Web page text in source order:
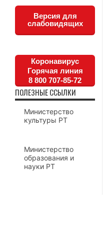
Версия для
слабовидящих
Коронавирус
Горячая линия
8 800 707-85-72
ПОЛЕЗНЫЕ ССЫЛКИ
Министерство
культуры РТ
Министерство
образования и
науки РТ